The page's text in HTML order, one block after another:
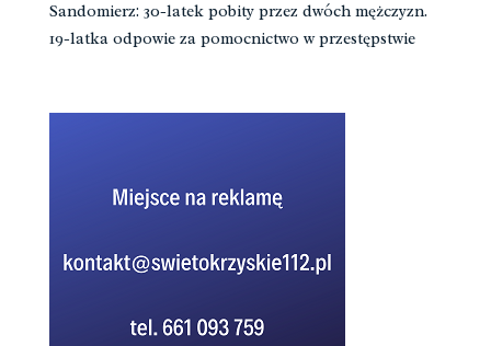
Sandomierz: 30-latek pobity przez dwóch mężczyzn.
19-latka odpowie za pomocnictwo w przestępstwie